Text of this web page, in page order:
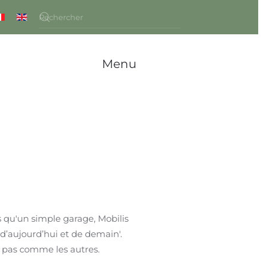
Menu
simple garage, Mobilis
et de demain'.
comme les autres.